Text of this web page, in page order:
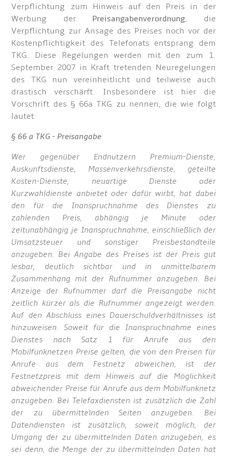
Verpflichtung zum Hinweis auf den Preis in der
Werbung der Preisangabenverordnung, die
Verpflichtung zur Ansage des Preises noch vor der
Kostenpflichtigkeit des Telefonats entsprang dem
TKG. Diese Regelungen werden mit den zum 1.
September 2007 in Kraft tretenden Neuregelungen
des TKG nun vereinheitlicht und teilweise auch
drastisch verschärft. Insbesondere ist hier die
Vorschrift des § 66a TKG zu nennen, die wie folgt
lautet:
§ 66 a TKG - Preisangabe
Wer gegenüber Endnutzern Premium-Dienste,
Auskunftsdienste, Massenverkehrsdienste, geteilte
Kosten-Dienste, neuartige Dienste oder
Kurzwahldienste anbietet oder dafür wirbt, hat dabei
den für die Inanspruchnahme des Dienstes zu
zahlenden Preis, abhängig je Minute oder
zeitunabhängig je Inanspruchnahme, einschließlich der
Umsatzsteuer und sonstiger Preisbestandteile
anzugeben. Bei Angabe des Preises ist der Preis gut
lesbar, deutlich sichtbar und in unmittelbarem
Zusammenhang mit der Rufnummer anzugeben. Bei
Anzeige der Rufnummer darf die Preisangabe nicht
zeitlich kürzer als die Rufnummer angezeigt werden.
Auf den Abschluss eines Dauerschuldverhältnisses ist
hinzuweisen. Soweit für die Inanspruchnahme eines
Dienstes nach Satz 1 für Anrufe aus den
Mobilfunknetzen Preise gelten, die von den Preisen für
Anrufe aus dem Festnetz abweichen, ist der
Festnetzpreis mit dem Hinweis auf die Möglichkeit
abweichender Preise für Anrufe aus dem Mobilfunknetz
anzugeben. Bei Telefaxdiensten ist zusätzlich die Zahl
der zu übermittelnden Seiten anzugeben. Bei
Datendiensten ist zusätzlich, soweit möglich, der
Umgang der zu übermittelnden Daten anzugeben, es
sei denn, die Menge der zu übermittelnden Daten hat